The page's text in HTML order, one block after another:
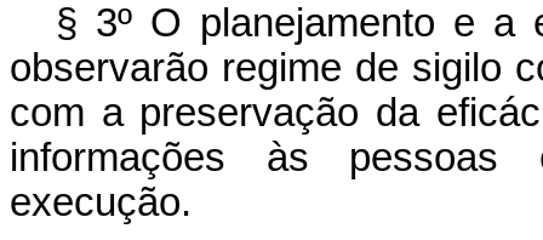
§ 3º O planejamento e a
observarão regime de sigilo
com a preservação da
informações às pessoas
execução.